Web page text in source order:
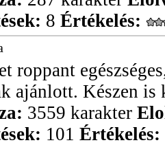
8 Értékelés:
roppant
ajánlott. Készen is
3559 karakter
101 Értékelés: